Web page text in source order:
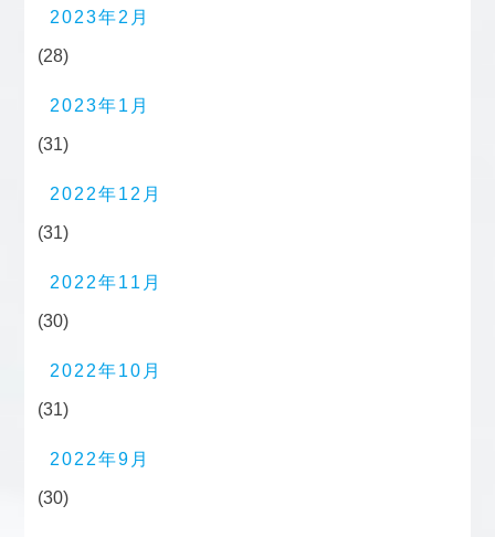
2023年2月
(28)
2023年1月
(31)
2022年12月
(31)
2022年11月
(30)
2022年10月
(31)
2022年9月
(30)